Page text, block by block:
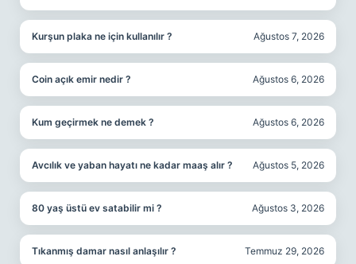
Kurşun plaka ne için kullanılır ? Ağustos 7, 2026
Coin açık emir nedir ? Ağustos 6, 2026
Kum geçirmek ne demek ? Ağustos 6, 2026
Avcılık ve yaban hayatı ne kadar maaş alır ? Ağustos 5, 2026
80 yaş üstü ev satabilir mi ? Ağustos 3, 2026
Tıkanmış damar nasıl anlaşılır ? Temmuz 29, 2026